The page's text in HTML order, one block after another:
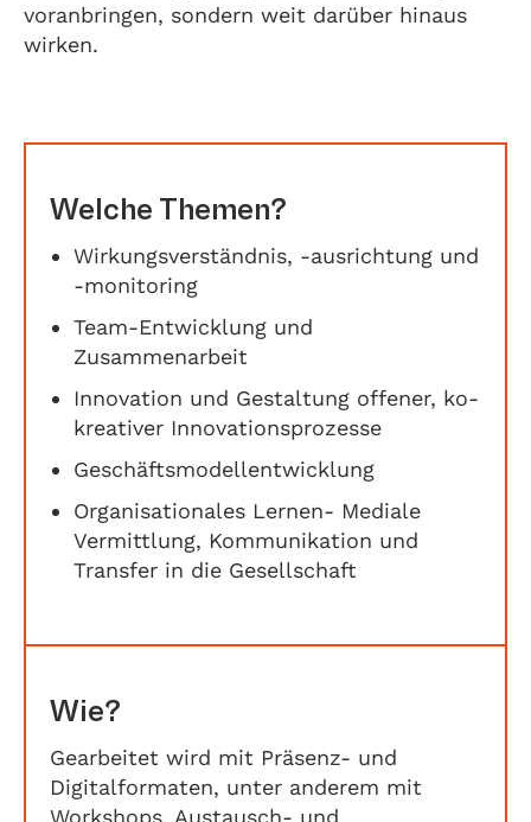
voranbringen, sondern weit darüber hinaus
wirken.
Welche Themen?
Wirkungsverständnis, -ausrichtung und
-monitoring
Team-Entwicklung und
Zusammenarbeit
Innovation und Gestaltung offener, ko-
kreativer Innovationsprozesse
Geschäftsmodellentwicklung
Organisationales Lernen- Mediale
Vermittlung, Kommunikation und
Transfer in die Gesellschaft
Wie?
Gearbeitet wird mit Präsenz- und
Digitalformaten, unter anderem mit